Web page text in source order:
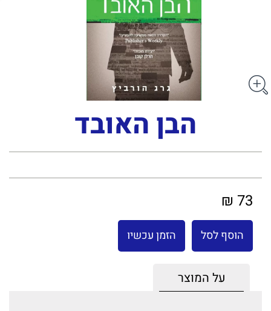
הבן האובד
73 ₪
הוסף לסל הזמן עכשיו
על המוצר